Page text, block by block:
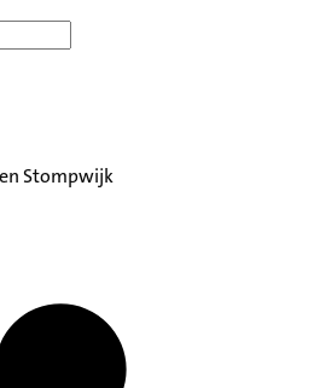
Stompwijk